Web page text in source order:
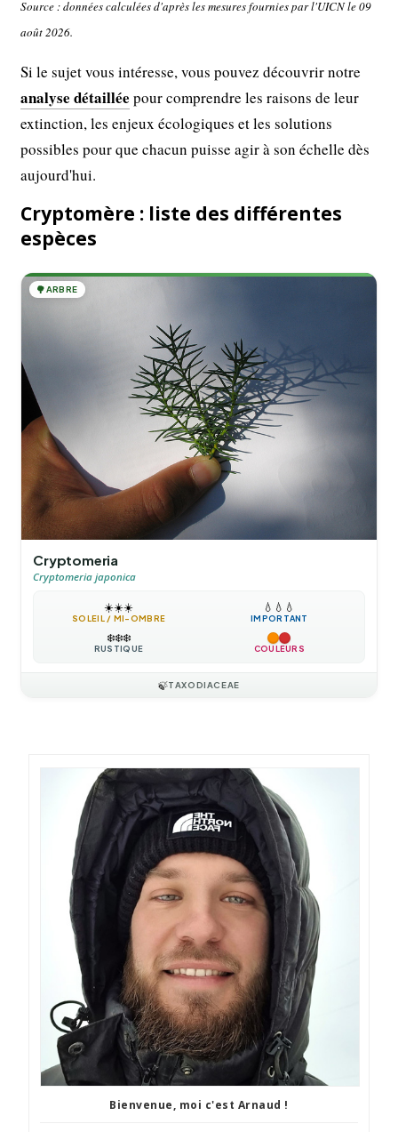
Source : données calculées d'après les mesures fournies par l'UICN le 09
août 2026.
Si le sujet vous intéresse, vous pouvez découvrir notre
analyse détaillée pour comprendre les raisons de leur
extinction, les enjeux écologiques et les solutions
possibles pour que chacun puisse agir à son échelle dès
aujourd'hui.
Cryptomère : liste des différentes
espèces
🌳ARBRE
Cryptomeria
Cryptomeria japonica
☀️☀️☀️
SOLEIL / MI-OMBRE
💧 💧 💧
IMPORTANT
❄️❄️❄️
RUSTIQUE COULEURS
🍃TAXODIACEAE
Bienvenue, moi c'est Arnaud !